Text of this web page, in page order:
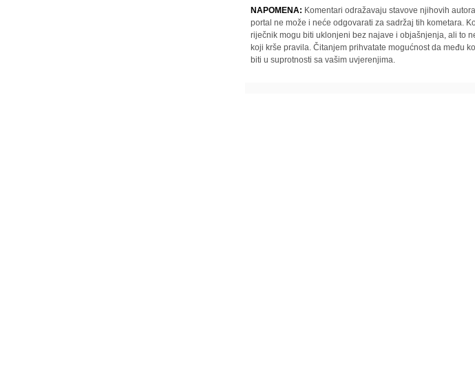
NAPOMENA: Komentari odražavaju stavove njihovih
portal ne može i neće odgovarati za sadržaj tih kometara.
riječnik mogu biti uklonjeni bez najave i objašnjenja, ali to
koji krše pravila. Čitanjem prihvatate mogućnost da među
biti u suprotnosti sa vašim uvjerenjima.